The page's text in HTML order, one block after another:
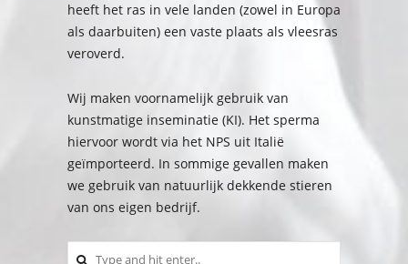
heeft het ras in vele landen (zowel in Europa
als daarbuiten) een vaste plaats als vleesras
veroverd.
Wij maken voornamelijk gebruik van
kunstmatige inseminatie (KI). Het sperma
hiervoor wordt via het NPS uit Italië
geïmporteerd. In sommige gevallen maken
we gebruik van natuurlijk dekkende stieren
van ons eigen bedrijf.